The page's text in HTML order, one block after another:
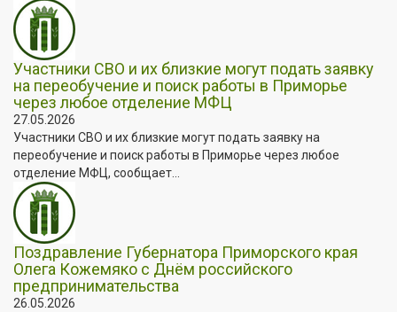
Участники СВО и их близкие могут подать заявку
на переобучение и поиск работы в Приморье
через любое отделение МФЦ
27.05.2026
Участники СВО и их близкие могут подать заявку на
переобучение и поиск работы в Приморье через любое
отделение МФЦ, сообщает...
Поздравление Губернатора Приморского края
Олега Кожемяко с Днём российского
предпринимательства
26.05.2026